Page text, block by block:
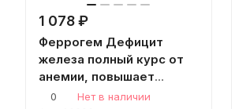
1 078 ₽
Феррогем Дефицит
железа полный курс от
анемии, повышает
ферритин, гемоглобин
0
Нет в наличии